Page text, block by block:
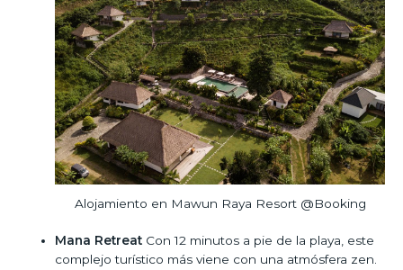
Alojamiento en Mawun Raya Resort @Booking
Mana Retreat Con 12 minutos a pie de la playa, este
complejo turístico más viene con una atmósfera zen.